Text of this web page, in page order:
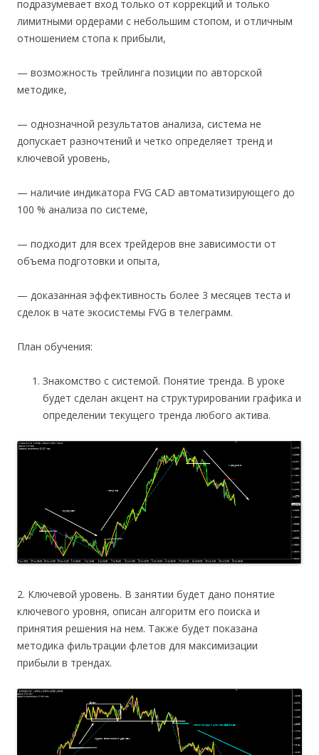
подразумевает вход только от коррекций и только
лимитными ордерами с небольшим стопом, и отличным
отношением стопа к прибыли,
— возможность трейлинга позиции по авторской
методике,
— однозначной результатов анализа, система не
допускает разночтений и четко определяет тренд и
ключевой уровень,
— наличие индикатора FVG CAD автоматизирующего до
100 % анализа по системе,
— подходит для всех трейдеров вне зависимости от
объема подготовки и опыта,
— доказанная эффективность более 3 месяцев теста и
сделок в чате экосистемы FVG в телеграмм.
План обучения:
Знакомство с системой. Понятие тренда. В уроке
будет сделан акцент на структурировании графика и
определении текущего тренда любого актива.
2. Ключевой уровень. В занятии будет дано понятие
ключевого уровня, описан алгоритм его поиска и
принятия решения на нем. Также будет показана
методика фильтрации флетов для максимизации
прибыли в трендах.